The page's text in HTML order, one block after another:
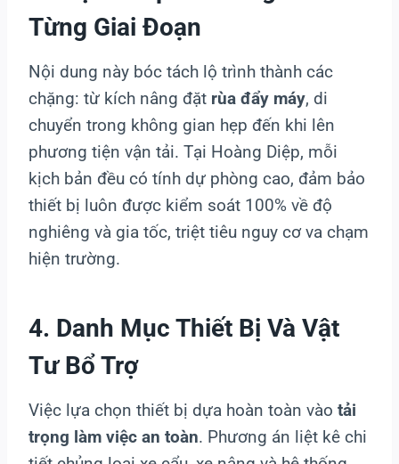
Từng Giai Đoạn
Nội dung này bóc tách lộ trình thành các
chặng: từ kích nâng đặt rùa đẩy máy, di
chuyển trong không gian hẹp đến khi lên
phương tiện vận tải. Tại Hoàng Diệp, mỗi
kịch bản đều có tính dự phòng cao, đảm bảo
thiết bị luôn được kiểm soát 100% về độ
nghiêng và gia tốc, triệt tiêu nguy cơ va chạm
hiện trường.
4. Danh Mục Thiết Bị Và Vật
Tư Bổ Trợ
Việc lựa chọn thiết bị dựa hoàn toàn vào tải
trọng làm việc an toàn. Phương án liệt kê chi